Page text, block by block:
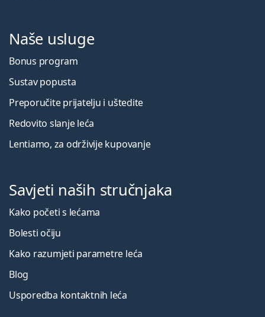
Naše usluge
Bonus program
Sustav popusta
Preporučite prijatelju i uštedite
Redovito slanje leća
Lentiamo, za održivije kupovanje
Savjeti naših stručnjaka
Kako početi s lećama
Bolesti očiju
Kako razumjeti parametre leća
Blog
Usporedba kontaktnih leća